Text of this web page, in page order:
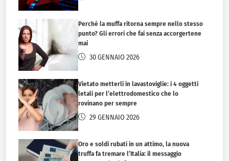
Perché la muffa ritorna sempre nello stesso
punto? Gli errori che fai senza accorgertene
mai
30 GENNAIO 2026
Vietato metterli in lavastoviglie: i 4 oggetti
letali per l’elettrodomestico che lo
rovinano per sempre
29 GENNAIO 2026
Oro e soldi rubati in un attimo, la nuova
truffa fa tremare l’Italia: il messaggio